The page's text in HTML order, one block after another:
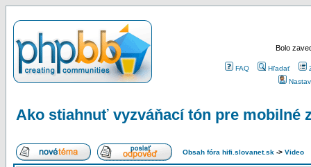
Bolo
FAQ Hľadať
Ako stiahnuť vyzváňací tón pre mobilné
Obsah fóra hifi.slovanet.sk -> Video